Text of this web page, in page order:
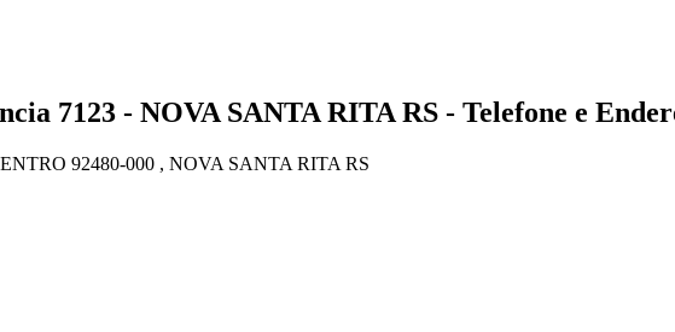
7123 - NOVA SANTA RITA RS - Telefone e
92480-000 , NOVA SANTA RITA RS